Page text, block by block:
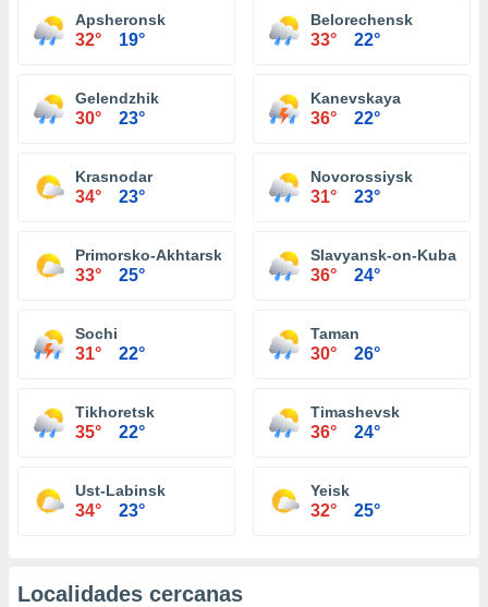
Apsheronsk
32° 19°
Belorechensk
33° 22°
Gelendzhik
30° 23°
Kanevskaya
36° 22°
Krasnodar
34° 23°
Novorossiysk
31° 23°
Primorsko-Akhtarsk
33° 25°
Slavyansk-on-Kuban
36° 24°
Sochi
31° 22°
Taman
30° 26°
Tikhoretsk
35° 22°
Timashevsk
36° 24°
Ust-Labinsk
34° 23°
Yeisk
32° 25°
Localidades cercanas